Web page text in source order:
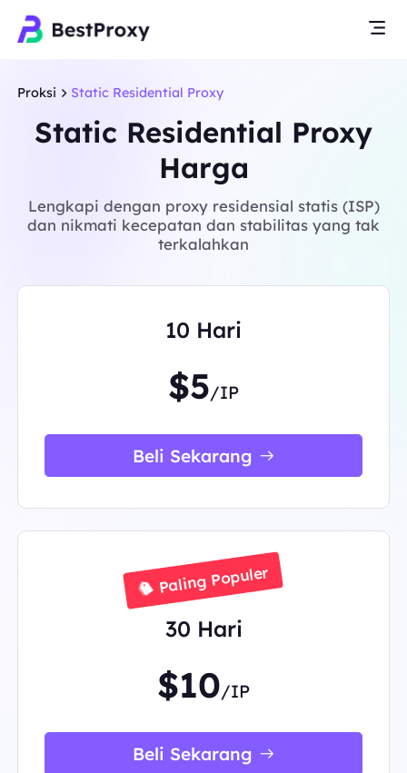
Proksi Static Residential Proxy
Static Residential Proxy
Harga
Lengkapi dengan proxy residensial statis (ISP)
dan nikmati kecepatan dan stabilitas yang tak
terkalahkan
10 Hari
$5/IP
Beli Sekarang
Paling Populer
30 Hari
$10/IP
Beli Sekarang